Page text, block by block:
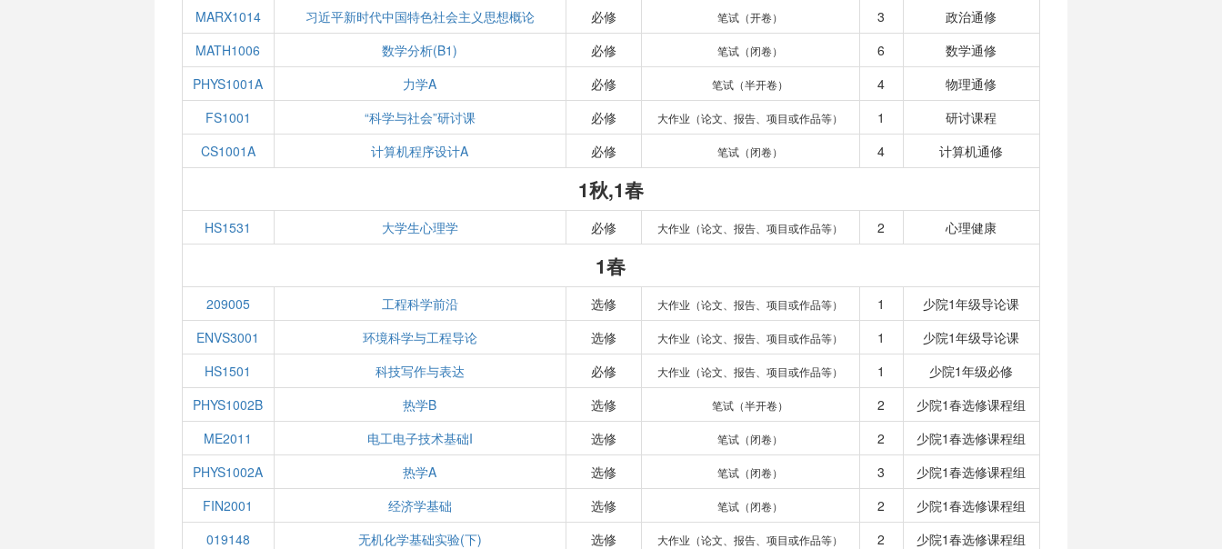
MARX1014
习近平新时代中国特色社会主义思想概论 必修 笔试（开卷） 3
政治通修
MATH1006
数学分析(B1) 必修 笔试（闭卷） 6
数学通修
PHYS1001A
力学A 必修 笔试（半开卷） 4
物理通修
FS1001
“科学与社会”研讨课 必修 大作业（论文、报告、项目或作品等） 1
研讨课程
CS1001A
计算机程序设计A 必修 笔试（闭卷） 4 计算机通修
1秋,1春
HS1531 大学生心理学 必修 大作业（论文、报告、项目或作品等） 2 心理健康
1春
209005 工程科学前沿 选修 大作业（论文、报告、项目或作品等） 1
少院1年级导论课
ENVS3001
环境科学与工程导论 选修 大作业（论文、报告、项目或作品等） 1
少院1年级导论课
HS1501
科技写作与表达 必修 大作业（论文、报告、项目或作品等） 1
少院1年级必修
PHYS1002B
热学B 选修 笔试（半开卷） 2
少院1春选修课程组
ME2011
电工电子技术基础I 选修 笔试（闭卷） 2
少院1春选修课程组
PHYS1002A
热学A 选修 笔试（闭卷） 3
少院1春选修课程组
FIN2001
经济学基础 选修 笔试（闭卷） 2
少院1春选修课程组
019148
无机化学基础实验(下) 选修 大作业（论文、报告、项目或作品等） 2
少院1春选修课程组